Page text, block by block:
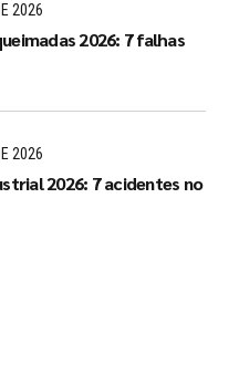
2026
2026: 7 falhas
2026
2026: 7 acidentes no